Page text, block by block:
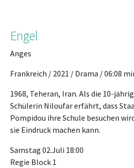
Engel
Anges
Frankreich / 2021 / Drama / 06:08
1968, Teheran, Iran. Als die 10-
Schülerin Niloufar erfährt, dass
Pompidou ihre Schule besuchen
sie Eindruck machen kann.
Samstag 02.Juli 18:00
Regie Block 1